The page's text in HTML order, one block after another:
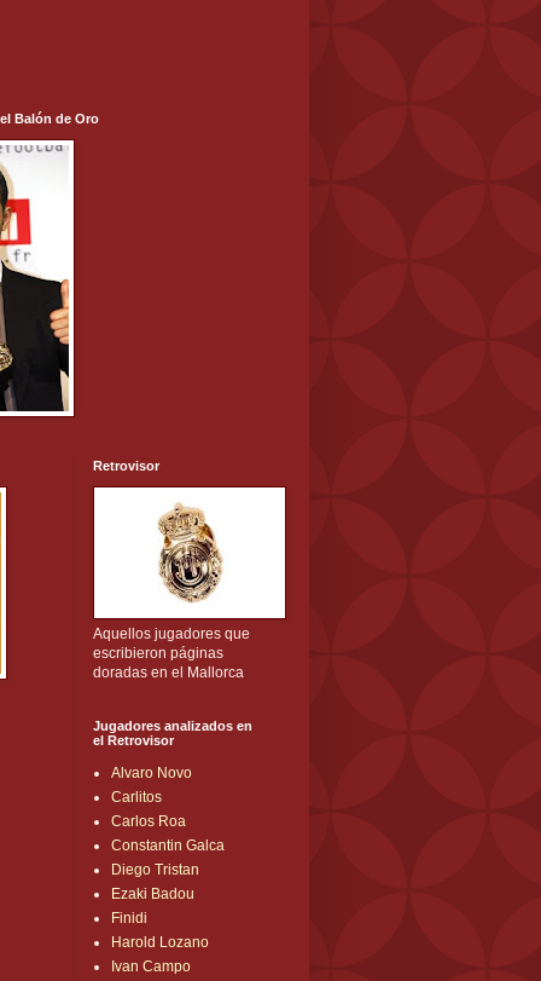
Balón de Oro
Retrovisor
Aquellos jugadores que
escribieron páginas
doradas en el Mallorca
Jugadores analizados en
el Retrovisor
Alvaro Novo
Carlitos
Carlos Roa
Constantin Galca
Diego Tristan
Ezaki Badou
Finidi
Harold Lozano
Ivan Campo